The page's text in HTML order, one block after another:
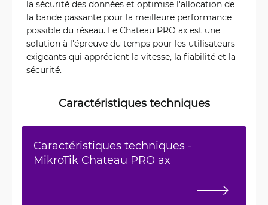
la sécurité des données et optimise l'allocation de
la bande passante pour la meilleure performance
possible du réseau. Le Chateau PRO ax est une
solution à l'épreuve du temps pour les utilisateurs
exigeants qui apprécient la vitesse, la fiabilité et la
sécurité.
Caractéristiques techniques
Caractéristiques techniques -
MikroTik Chateau PRO ax